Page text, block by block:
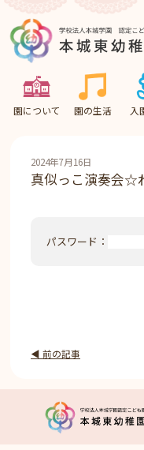
園について 園の生活 入
2024年7月16日
真似っこ演奏会☆
パスワード：
◀︎ 前の記事